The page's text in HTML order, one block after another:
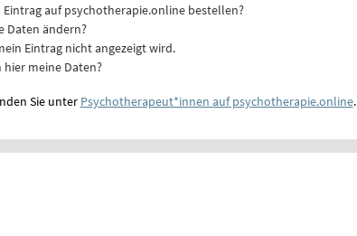
Eintrag auf psychotherapie.online bestellen?
Daten ändern?
Eintrag nicht angezeigt wird.
meine Daten?
Sie unter Psychotherapeut*innen auf psychotherapie.online.